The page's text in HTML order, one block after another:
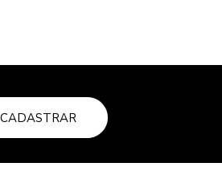
CADASTRAR